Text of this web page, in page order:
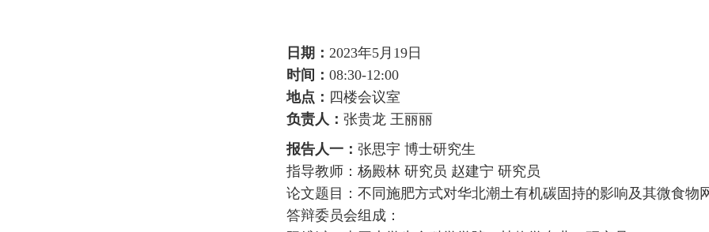
日期： 2023年5 月 19日
时间： 08:30-12:00
地点： 四楼会议室
负责人： 张贵龙 王丽丽
报告人一： 张思宇 博士研究生
指导教师：杨殿林 研究员 赵建宁 研究员
论文题目：不同施肥方式对华北潮土有机碳固持的影响及其微食物
答辩委员会组成：